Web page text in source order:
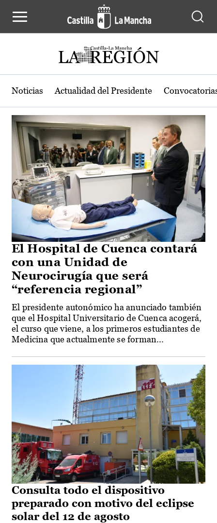
Actualidad de la región de Castilla-
Noticias Actualidad del Presidente
El Hospital de Cuenca contará
con una Unidad de
Neurocirugía que será
“referencia regional”
El presidente autonómico ha anunciado también
que el Hospital Universitario de Cuenca acogerá,
el curso que viene, a los primeros estudiantes de
Medicina que actualmente se forman...
Consulta todo el dispositivo
preparado con motivo del eclipse
solar del 12 de agosto